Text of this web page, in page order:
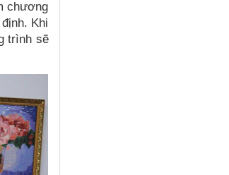
chương
Khi
trình sẽ